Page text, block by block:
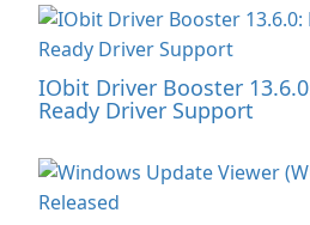
IObit Driver Booster
Ready Driver Support